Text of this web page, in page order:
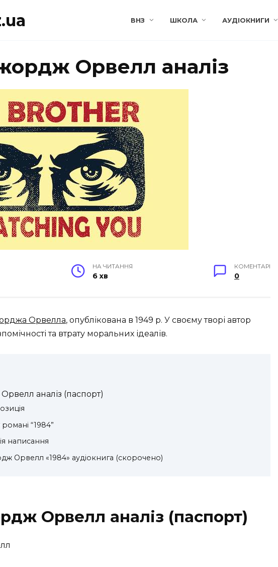
ВНЗ ШКОЛА АУДІОКНИГИ
Орвелл аналіз
НА ЧИТАННЯ
6 хв
КОМЕНТАРІ
0
Орвелла, опублікована в 1949 р. У своєму творі автор
та втрату моральних ідеалів.
аналіз (паспорт)
романі “1984”
написання
Орвелл «1984» аудіокнига (скорочено)
Орвелл аналіз (паспорт)